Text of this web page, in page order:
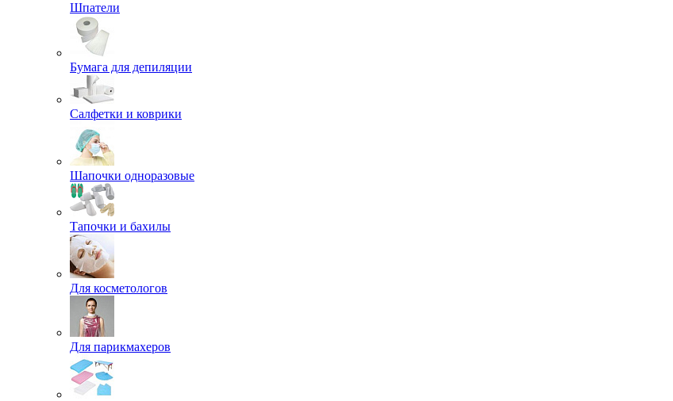
Шпатели
Бумага для депиляции
Салфетки и коврики
Шапочки одноразовые
Тапочки и бахилы
Для косметологов
Для парикмахеров